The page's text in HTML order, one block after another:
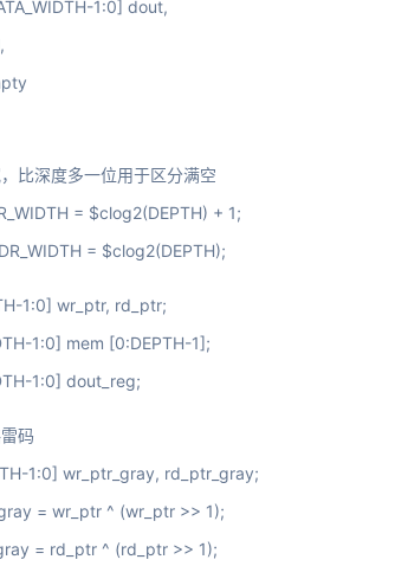
1:0] dout,
比深度多一位用于区分满空
= $clog2(DEPTH) + 1;
= $clog2(DEPTH);
1:0] wr_ptr, rd_ptr;
1:0] mem [0:DEPTH-1];
1:0] dout_reg;
码
1:0] wr_ptr_gray, rd_ptr_gray;
= wr_ptr ^ (wr_ptr >> 1);
= rd_ptr ^ (rd_ptr >> 1);